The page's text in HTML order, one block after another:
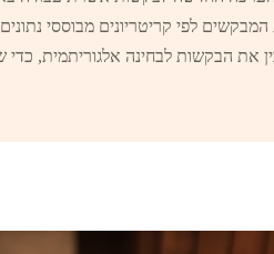
לפי קריטריונים מבוססי
את הבקשות לבחינה אלגוריתמית,